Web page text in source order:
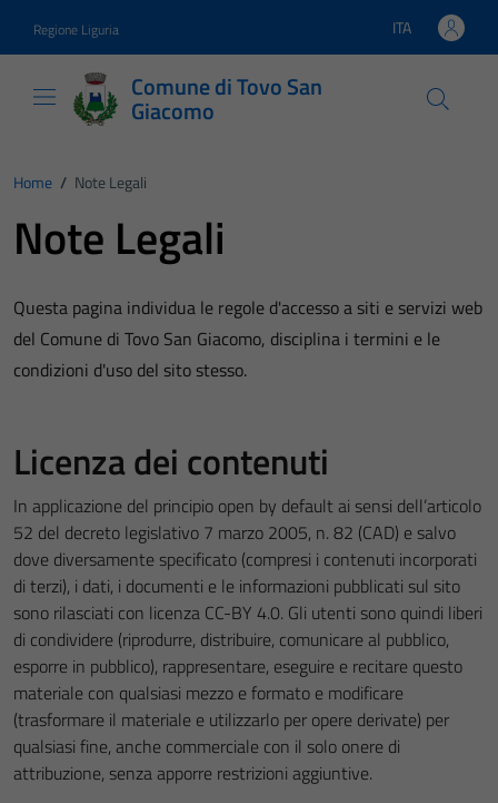
Regione Liguria Lingua attiva:
ITA
Comune di Tovo San
Giacomo
Home / Note Legali
Note Legali
Questa pagina individua le regole d'accesso a siti e servizi web
del Comune di Tovo San Giacomo, disciplina i termini e le
condizioni d'uso del sito stesso.
Licenza dei contenuti
In applicazione del principio open by default ai sensi dell’articolo
52 del decreto legislativo 7 marzo 2005, n. 82 (CAD) e salvo
dove diversamente specificato (compresi i contenuti incorporati
di terzi), i dati, i documenti e le informazioni pubblicati sul sito
sono rilasciati con licenza CC-BY 4.0. Gli utenti sono quindi liberi
di condividere (riprodurre, distribuire, comunicare al pubblico,
esporre in pubblico), rappresentare, eseguire e recitare questo
materiale con qualsiasi mezzo e formato e modificare
(trasformare il materiale e utilizzarlo per opere derivate) per
qualsiasi fine, anche commerciale con il solo onere di
attribuzione, senza apporre restrizioni aggiuntive.